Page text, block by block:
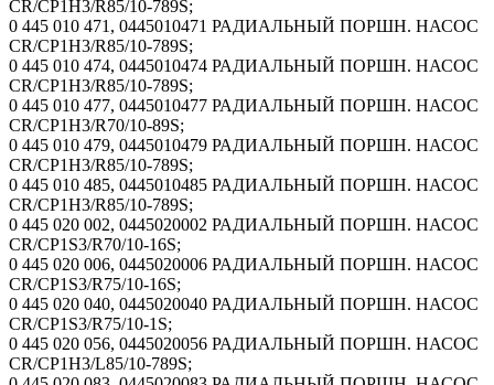
CR/CP1H3/R85/10-789S;
0 445 010 471, 0445010471 РАДИАЛЬНЫЙ ПОРШН. НАСОС
CR/CP1H3/R85/10-789S;
0 445 010 474, 0445010474 РАДИАЛЬНЫЙ ПОРШН. НАСОС
CR/CP1H3/R85/10-789S;
0 445 010 477, 0445010477 РАДИАЛЬНЫЙ ПОРШН. НАСОС
CR/CP1H3/R70/10-89S;
0 445 010 479, 0445010479 РАДИАЛЬНЫЙ ПОРШН. НАСОС
CR/CP1H3/R85/10-789S;
0 445 010 485, 0445010485 РАДИАЛЬНЫЙ ПОРШН. НАСОС
CR/CP1H3/R85/10-789S;
0 445 020 002, 0445020002 РАДИАЛЬНЫЙ ПОРШН. НАСОС
CR/CP1S3/R70/10-16S;
0 445 020 006, 0445020006 РАДИАЛЬНЫЙ ПОРШН. НАСОС
CR/CP1S3/R75/10-16S;
0 445 020 040, 0445020040 РАДИАЛЬНЫЙ ПОРШН. НАСОС
CR/CP1S3/R75/10-1S;
0 445 020 056, 0445020056 РАДИАЛЬНЫЙ ПОРШН. НАСОС
CR/CP1H3/L85/10-789S;